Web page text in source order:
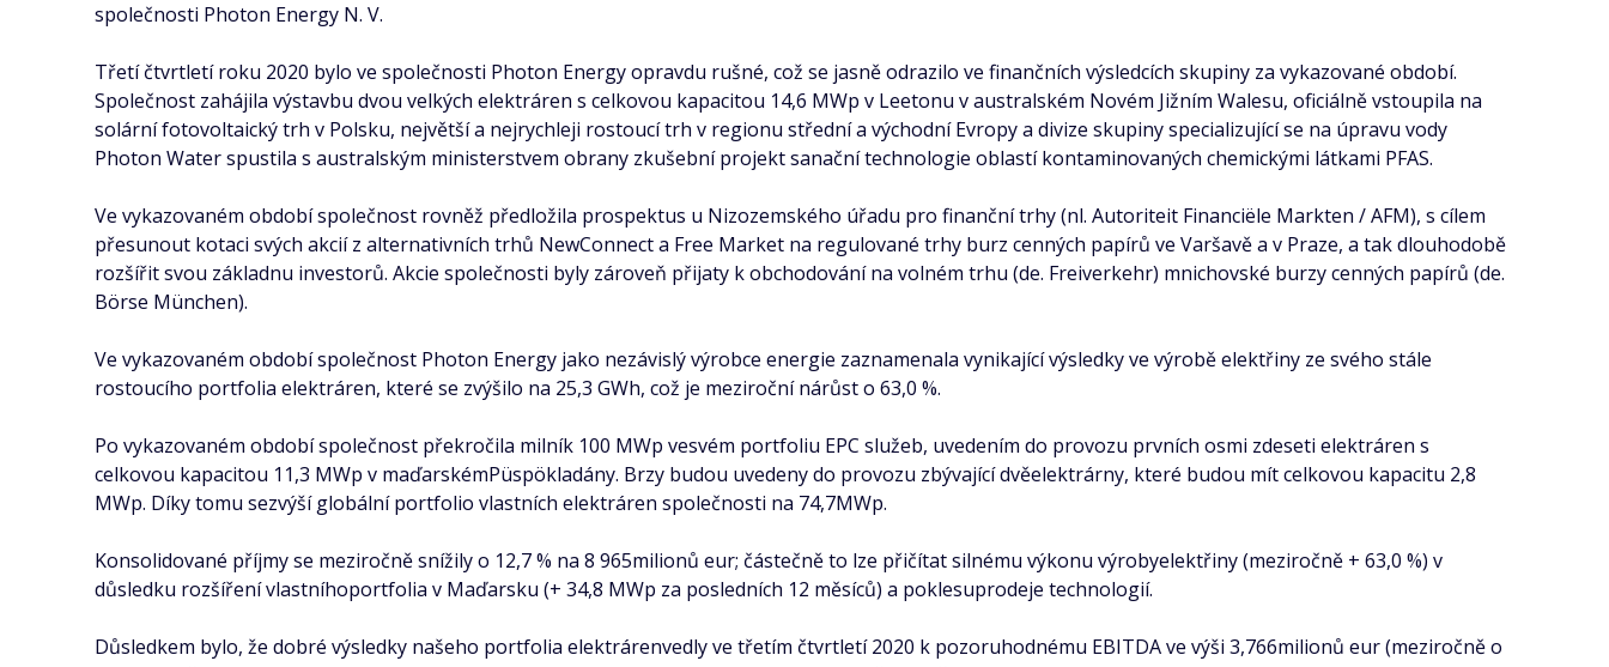
společnosti Photon Energy N. V.
Třetí čtvrtletí roku 2020 bylo ve společnosti Photon Energy opravdu rušné, což se jasně odrazilo ve finančních výsledcích skupiny za vykazované období.
Společnost zahájila výstavbu dvou velkých elektráren s celkovou kapacitou 14,6 MWp v Leetonu v australském Novém Jižním Walesu, oficiálně vstoupila na
solární fotovoltaický trh v Polsku, největší a nejrychleji rostoucí trh v regionu střední a východní Evropy a divize skupiny specializující se na úpravu vody
Photon Water spustila s australským ministerstvem obrany zkušební projekt sanační technologie oblastí kontaminovaných chemickými látkami PFAS.
Ve vykazovaném období společnost rovněž předložila prospektus u Nizozemského úřadu pro finanční trhy (nl. Autoriteit Financiële Markten / AFM), s cílem
přesunout kotaci svých akcií z alternativních trhů NewConnect a Free Market na regulované trhy burz cenných papírů ve Varšavě a v Praze, a tak dlouhodobě
rozšířit svou základnu investorů. Akcie společnosti byly zároveň přijaty k obchodování na volném trhu (de. Freiverkehr) mnichovské burzy cenných papírů (de.
Börse München).
Ve vykazovaném období společnost Photon Energy jako nezávislý výrobce energie zaznamenala vynikající výsledky ve výrobě elektřiny ze svého stále
rostoucího portfolia elektráren, které se zvýšilo na 25,3 GWh, což je meziroční nárůst o 63,0 %.
Po vykazovaném období společnost překročila milník 100 MWp vesvém portfoliu EPC služeb, uvedením do provozu prvních osmi zdeseti elektráren s
celkovou kapacitou 11,3 MWp v maďarskémPüspökladány. Brzy budou uvedeny do provozu zbývající dvěelektrárny, které budou mít celkovou kapacitu 2,8
MWp. Díky tomu sezvýší globální portfolio vlastních elektráren společnosti na 74,7MWp.
Konsolidované příjmy se meziročně snížily o 12,7 % na 8 965milionů eur; částečně to lze přičítat silnému výkonu výrobyelektřiny (meziročně + 63,0 %) v
důsledku rozšíření vlastníhoportfolia v Maďarsku (+ 34,8 MWp za posledních 12 měsíců) a poklesuprodeje technologií.
Důsledkem bylo, že dobré výsledky našeho portfolia elektrárenvedly ve třetím čtvrtletí 2020 k pozoruhodnému EBITDA ve výši 3,766milionů eur (meziročně o